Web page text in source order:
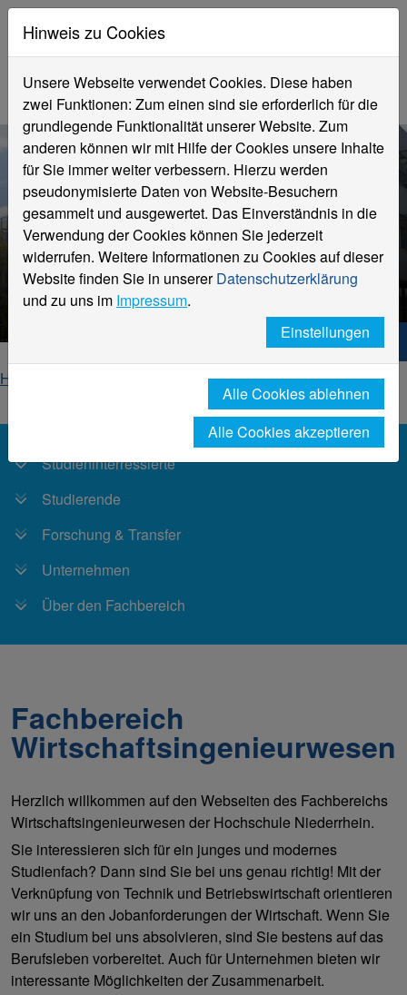
Hochschule Niederrhein. Dein Weg.
Home
Fachbereich Wirtschaftsingenieurwesen
Studieninterressierte
Studierende
Forschung & Transfer
Unternehmen
Über den Fachbereich
Fachbereich
Wirtschaftsingenieurwesen
Herzlich willkommen auf den Webseiten des Fachbereichs
Wirtschaftsingenieurwesen der Hochschule Niederrhein.
Sie interessieren sich für ein junges und modernes
Studienfach? Dann sind Sie bei uns genau richtig! Mit der
Verknüpfung von Technik und Betriebswirtschaft orientieren
wir uns an den Jobanforderungen der Wirtschaft. Wenn Sie
ein Studium bei uns absolvieren, sind Sie bestens auf das
Berufsleben vorbereitet. Auch für Unternehmen bieten wir
interessante Möglichkeiten der Zusammenarbeit.
Hinweis zu Cookies
Unsere Webseite verwendet Cookies. Diese haben
zwei Funktionen: Zum einen sind sie erforderlich für die
grundlegende Funktionalität unserer Website. Zum
anderen können wir mit Hilfe der Cookies unsere Inhalte
für Sie immer weiter verbessern. Hierzu werden
pseudonymisierte Daten von Website-Besuchern
gesammelt und ausgewertet. Das Einverständnis in die
Verwendung der Cookies können Sie jederzeit
widerrufen. Weitere Informationen zu Cookies auf dieser
Website finden Sie in unsererDatenschutzerklärung
und zu uns im Impressum.
Einstellungen
Alle Cookies ablehnen
Alle Cookies akzeptieren